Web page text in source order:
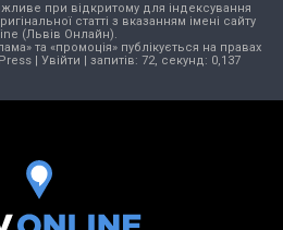
при відкритому для індексування
статті з вказанням імені сайту
(Львів Онлайн).
та «промоція» публікується на правах
| Увійти | запитів: 72, секунд: 0,137